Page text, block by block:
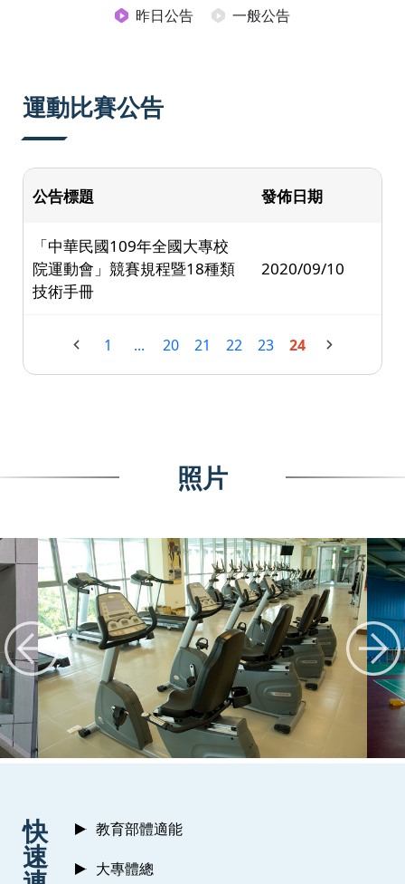
昨日公告
一般公告
運動比賽公告
公告標題 發佈日期
「中華民國109年全國大專校
院運動會」競賽規程暨18種類
技術手冊
2020/09/10
1 ... 20 21 22 23 24
照片
快
速
教育部體適能
大專體總